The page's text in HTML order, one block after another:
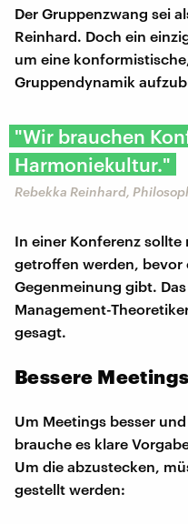
Der Gruppenzwang sei
Reinhard. Doch ein
um eine
Gruppendynamik
"Wir brauchen
Harmoniekultur."
Rebekka Reinhard,
In einer Konferenz sollte
getroffen werden, bevor
Gegenmeinung gibt.
Management-
gesagt.
Bessere Meetings
Um Meetings besser
brauche es klare
Um die abzustecken,
gestellt werden: